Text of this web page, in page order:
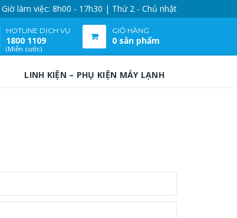
Giờ làm việc: 8h00 - 17h30 | Thứ 2 - Chủ nhật
HOTLINE DỊCH VỤ
1800 1109
(Miễn cước)
GIỎ HÀNG
0 sản phẩm
LINH KIỆN – PHỤ KIỆN MÁY LẠNH